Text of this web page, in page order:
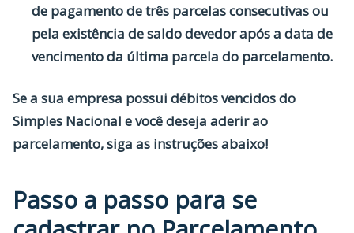
de pagamento de três parcelas consecutivas ou
pela existência de saldo devedor após a data de
vencimento da última parcela do parcelamento.
Se a sua empresa possui débitos vencidos do
Simples Nacional e você deseja aderir ao
parcelamento, siga as instruções abaixo!
Passo a passo para se